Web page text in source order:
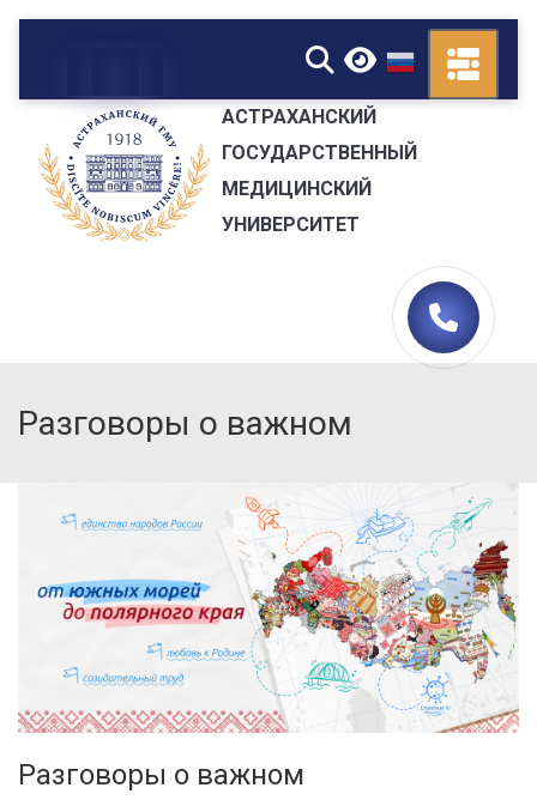
▼
АСТРАХАНСКИЙ
ГОСУДАРСТВЕННЫЙ
МЕДИЦИНСКИЙ
УНИВЕРСИТЕТ
Разговоры о важном
Разговоры о важном